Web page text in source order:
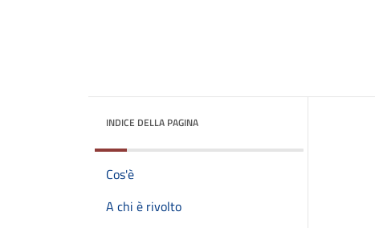
INDICE DELLA PAGINA
Cos'è
A chi è rivolto